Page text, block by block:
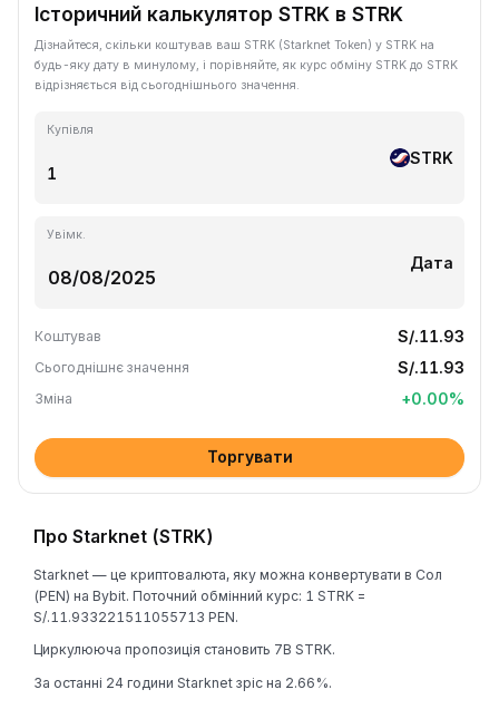
Історичний калькулятор STRK в STRK
Дізнайтеся, скільки коштував ваш STRK (Starknet Token) у STRK на
будь-яку дату в минулому, і порівняйте, як курс обміну STRK до STRK
відрізняється від сьогоднішнього значення.
Купівля
STRK
Увімк.
Дата
Коштував S/.11.93
Сьогоднішнє значення S/.11.93
Зміна +0.00%
Торгувати
Про Starknet (STRK)
Starknet — це криптовалюта, яку можна конвертувати в Сол
(PEN) на Bybit. Поточний обмінний курс: 1 STRK =
S/.11.933221511055713 PEN.
Циркулююча пропозиція становить 7B STRK.
За останні 24 години Starknet зріс на 2.66%.